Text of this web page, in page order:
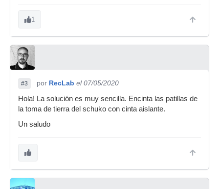
1
#3 por RecLab el 07/05/2020
Hola! La solución es muy sencilla. Encinta las patillas de
la toma de tierra del schuko con cinta aislante.
Un saludo